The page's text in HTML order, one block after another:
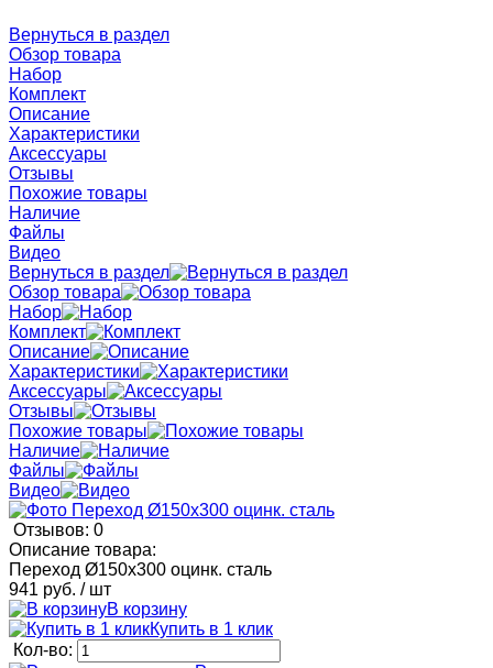
Вернуться в раздел
Обзор товара
Набор
Комплект
Описание
Характеристики
Аксессуары
Отзывы
Похожие товары
Наличие
Файлы
Видео
Вернуться в раздел
Обзор товара
Набор
Комплект
Описание
Характеристики
Аксессуары
Отзывы
Похожие товары
Наличие
Файлы
Видео
Отзывов: 0
Описание товара:
Переход Ø150x300 оцинк. сталь
941 руб. / шт
В корзину
Купить в 1 клик
Кол-во: